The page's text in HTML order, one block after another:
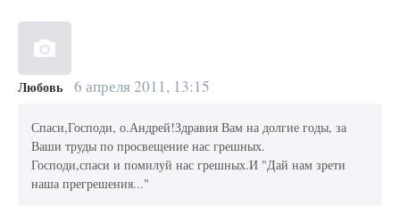
Любовь 6 апреля 2011, 13:15
Спаси,Господи, о.Андрей!Здравия Вам на долгие годы, за
Ваши труды по просвещение нас грешных.
Господи,спаси и помилуй нас грешных.И "Дай нам зрети
наша прегрешения..."